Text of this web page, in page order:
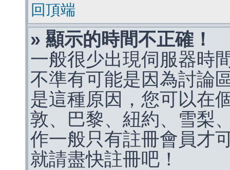
回頂端
» 顯示的時間不正確！
一般很少出現伺服器時
不準有可能是因為討論
是這種原因，您可以在
敦、巴黎、紐約、雪梨
作一般只有註冊會員才
就請盡快註冊吧！